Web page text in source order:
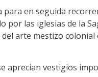
para en seguida
por las iglesias de la
arte mestizo colonial
aprecian vestigios